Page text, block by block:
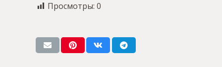
Просмотры: 0